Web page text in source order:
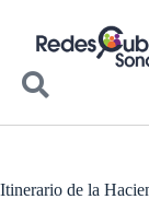
Itinerario de la